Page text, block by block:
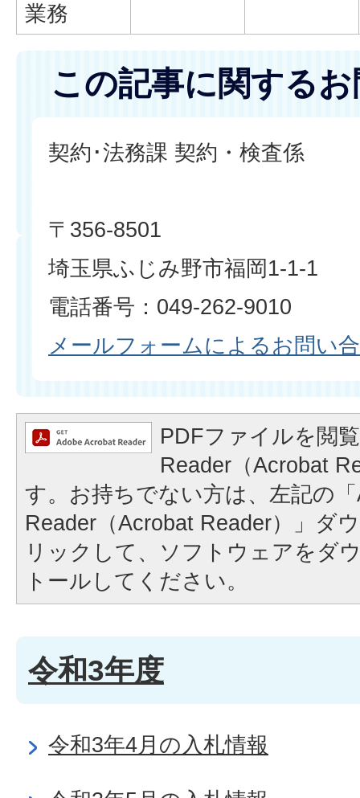
業務
この記事に関する
契約･法務課 契約・検査係
〒356-8501
埼玉県ふじみ野市福岡1-1-1
電話番号：049-262-9010
メールフォームによるお問い
PDFファイルを閲
Reader（Acrobat
す。お持ちでない方は、左記の
Reader（Acrobat Reader）」ダ
リックして、ソフトウェアをダ
トールしてください。
令和3年度
令和3年4月の入札情報